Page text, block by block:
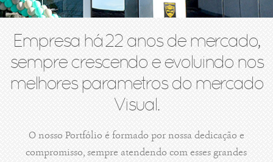
Empresa há 22 anos de mercado,
sempre crescendo e evoluindo nos
melhores parametros do mercado
Visual.
O nosso Portfólio é formado por nossa dedicação e
compromisso, sempre atendendo com esses grandes